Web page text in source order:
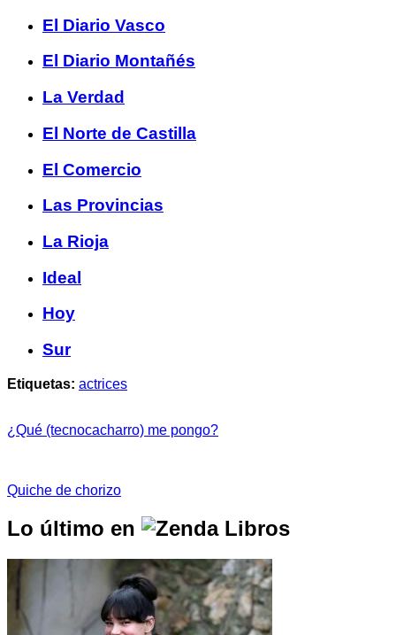
El Diario Vasco
El Diario Montañés
La Verdad
El Norte de Castilla
El Comercio
Las Provincias
La Rioja
Ideal
Hoy
Sur
Etiquetas: actrices
¿Qué (tecnocacharro) me pongo?
Quiche de chorizo
Lo último en